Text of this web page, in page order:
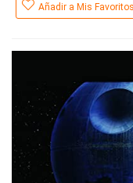
Añadir a Mis Favoritos